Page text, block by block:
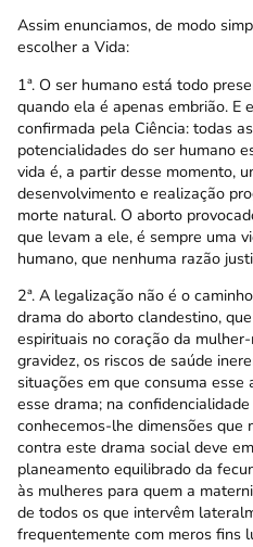
Assim enunciamos, de modo
escolher a Vida:
1ª. O ser humano está todo
quando ela é apenas embrião. E
confirmada pela Ciência: todas
potencialidades do ser humano
vida é, a partir desse momento,
desenvolvimento e realização
morte natural. O aborto
que levam a ele, é sempre uma
humano, que nenhuma razão
2ª. A legalização não é o
drama do aborto clandestino,
espirituais no coração da
gravidez, os riscos de saúde
situações em que consuma esse
esse drama; na
conhecemos-lhe dimensões que
contra este drama social deve
planeamento equilibrado da
às mulheres para quem a
de todos os que intervêm
frequentemente com meros fins